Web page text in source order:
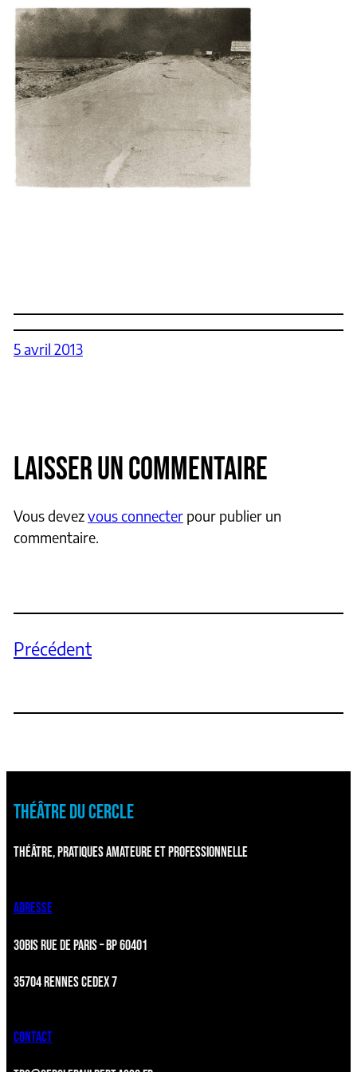
5 avril 2013
LAISSER UN COMMENTAIRE
Vous devezvous connecterpour publier un
commentaire.
Précédent
THÉÂTRE DU CERCLE
THÉÂTRE, PRATIQUES AMATEURE ET PROFESSIONNELLE
ADRESSE
30BIS RUE DE PARIS – BP 60401
35704 RENNES CEDEX 7
CONTACT